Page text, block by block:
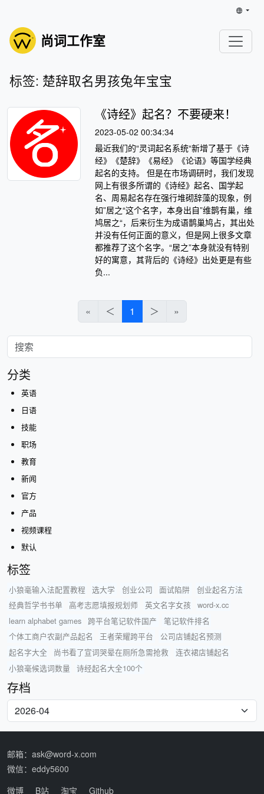
尚词工作室
标签: 楚辞取名男孩兔年宝宝
《诗经》起名？不要硬来！
2023-05-02 00:34:34
最近我们的“灵词起名系统“新增了基于《诗
经》《楚辞》《易经》《论语》等国学经典
起名的支持。 但是在市场调研时，我们发现
网上有很多所谓的《诗经》起名、国学起
名、周易起名存在强行堆砌辞藻的现象，例
如”居之“这个名字，本身出自”维鹊有巢，维
鸠居之“，后来衍生为成语鹊巢鸠占，其出处
并没有任何正面的意义，但是网上很多文章
都推荐了这个名字。“居之”本身就没有特别
好的寓意，其背后的《诗经》出处更是有些
负...
« ＜ 1 ＞ »
分类
英语
日语
技能
职场
教育
新闻
官方
产品
视频课程
默认
标签
小狼毫输入法配置教程 选大学 创业公司 面试陷阱
创业起名方法
经典哲学书书单
高考志愿填报规划师 英文名字女孩
word-x.cc
learn alphabet games
跨平台笔记软件国产
笔记软件排名
个体工商户农副产品起名
王者荣耀跨平台
公司店铺起名预测
起名字大全
尚书看了宣词哭晕在厕所急需抢救
连衣裙店铺起名
小狼毫候选词数量
诗经起名大全100个
存档
邮箱：ask@word-x.com
微信：eddy5600
微博
B站 淘宝 Github